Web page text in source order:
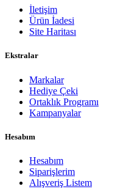
İletişim
Ürün İadesi
Site Haritası
Ekstralar
Markalar
Hediye Çeki
Ortaklık Programı
Kampanyalar
Hesabım
Hesabım
Siparişlerim
Alışveriş Listem